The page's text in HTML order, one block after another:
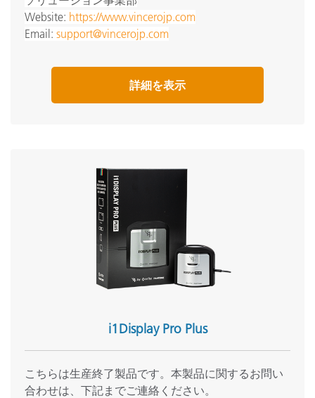
Website: https://www.vincerojp.com
Email: support@vincerojp.com
詳細を表示
i1Display Pro Plus
こちらは生産終了製品です。本製品に関するお問い
合わせは、下記までご連絡ください。